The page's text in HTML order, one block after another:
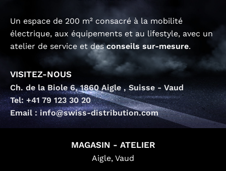
Un espace de 200 m² consacré à la mobilité
électrique, aux équipements et au lifestyle, avec un
atelier de service et desconseils sur-mesure.
VISITEZ-NOUS
Ch. de la Biole 6, 1860 Aigle , Suisse - Vaud
Tel: +41 79 123 30 20
Email : info@swiss-distribution.com
MAGASIN - ATELIER
Aigle, Vaud